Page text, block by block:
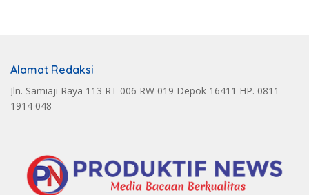
Alamat Redaksi
Jln. Samiaji Raya 113 RT 006 RW 019 Depok 16411 HP. 0811
1914 048